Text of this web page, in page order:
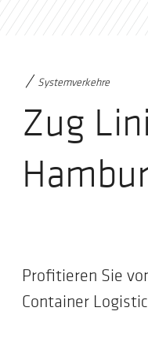
Systemverkehre
Zug
Profitieren Sie
Container